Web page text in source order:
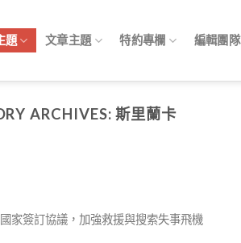
題 文章主題 特約專欄 編輯團隊
ARCHIVES:斯里蘭卡
家簽訂協議，加強救援與搜索失事飛機